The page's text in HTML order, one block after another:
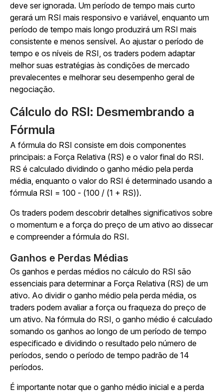
deve ser ignorada. Um período de tempo mais curto
gerará um RSI mais responsivo e variável, enquanto um
período de tempo mais longo produzirá um RSI mais
consistente e menos sensível. Ao ajustar o período de
tempo e os níveis de RSI, os traders podem adaptar
melhor suas estratégias às condições de mercado
prevalecentes e melhorar seu desempenho geral de
negociação.
Cálculo do RSI: Desmembrando a
Fórmula
A fórmula do RSI consiste em dois componentes
principais: a Força Relativa (RS) e o valor final do RSI.
RS é calculado dividindo o ganho médio pela perda
média, enquanto o valor do RSI é determinado usando a
fórmula RSI = 100 - (100 / (1 + RS)).
Os traders podem descobrir detalhes significativos sobre
o momentum e a força do preço de um ativo ao dissecar
e compreender a fórmula do RSI.
Ganhos e Perdas Médias
Os ganhos e perdas médios no cálculo do RSI são
essenciais para determinar a Força Relativa (RS) de um
ativo. Ao dividir o ganho médio pela perda média, os
traders podem avaliar a força ou fraqueza do preço de
um ativo. Na fórmula do RSI, o ganho médio é calculado
somando os ganhos ao longo de um período de tempo
especificado e dividindo o resultado pelo número de
períodos, sendo o período de tempo padrão de 14
períodos.
É importante notar que o ganho médio inicial e a perda